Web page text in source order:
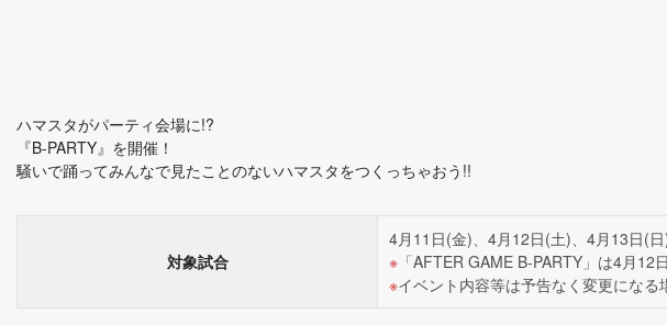
ハマスタがパーティ会場に!?
『B-PARTY』を開催！
騒いで踊ってみんなで見たことのないハマスタをつくっちゃおう!!
対象試合
4月11日(金)、4月12日(土)、4月13日(
「AFTER GAME B-PARTY」は4月
イベント内容等は予告なく変更になる